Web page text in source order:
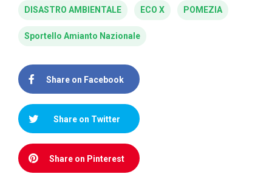
DISASTRO AMBIENTALE ECO X POMEZIA
Sportello Amianto Nazionale
Share on Facebook
Share on Twitter
Share on Pinterest